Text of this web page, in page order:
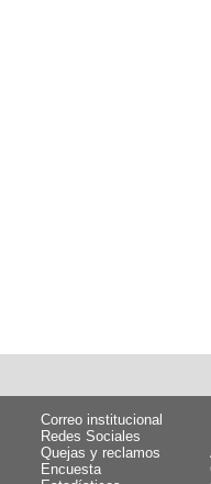
Correo institucional
Redes Sociales
Quejas y reclamos
Encuesta